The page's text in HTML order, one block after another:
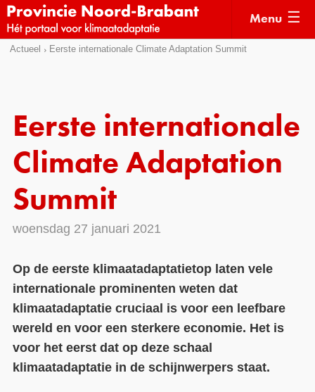
Sla
naar
menu
naar
pagina
Menu
Actueel Eerste internationale Climate Adaptation Summit
Eerste internationale
Climate Adaptation
Summit
woensdag 27 januari 2021
Op de eerste klimaatadaptatietop laten vele
internationale prominenten weten dat
klimaatadaptatie cruciaal is voor een leefbare
wereld en voor een sterkere economie. Het is
voor het eerst dat op deze schaal
klimaatadaptatie in de schijnwerpers staat.
Actueel
Klimaatverhalen
Hulpmiddelen
Subsidies
Contact
Over ons